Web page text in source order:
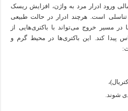
ورود ادرار مرد به واژن، افزایش ریسک
تناسلی است. هرچند ادرار در حالت طبیعی
مسیر خروج می‌تواند با باکتری‌هایی از
پیدا کند. این باکتری‌ها در محیط گرم و
شوند.